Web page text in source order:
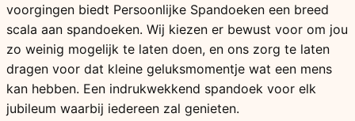
voorgingen biedt Persoonlijke Spandoeken een breed
scala aan spandoeken. Wij kiezen er bewust voor om jou
zo weinig mogelijk te laten doen, en ons zorg te laten
dragen voor dat kleine geluksmomentje wat een mens
kan hebben. Een indrukwekkend spandoek voor elk
jubileum waarbij iedereen zal genieten.